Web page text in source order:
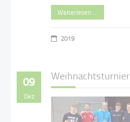
Weiterlesen …
2019
09
Dez
Weihnachtsturnier